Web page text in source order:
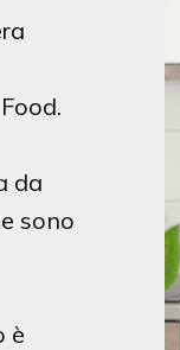
da
sono
è